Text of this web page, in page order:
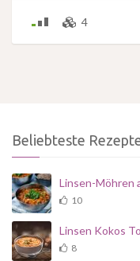
4
Beliebteste
Linsen-Möhren
10
Linsen Kokos
8